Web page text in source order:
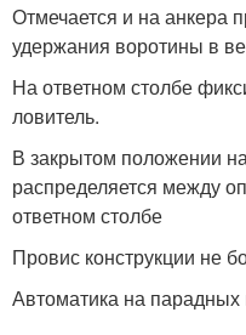
Отмечается и на анкера
удержания воротины в
На ответном столбе
ловитель.
В закрытом положении
распределяется между
ответном столбе
Провис конструкции не
Автоматика на